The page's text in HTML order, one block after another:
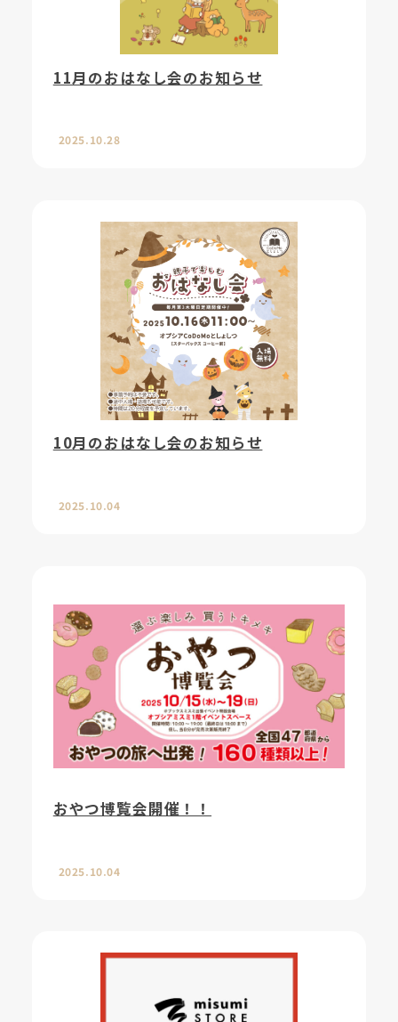
11月のおはなし会のお知らせ
2025.10.28
10月のおはなし会のお知らせ
2025.10.04
おやつ博覧会開催！！
2025.10.04